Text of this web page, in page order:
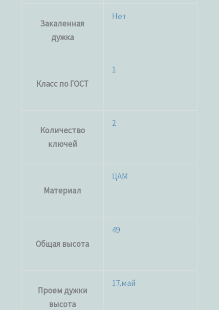
Закаленная
дужка
Нет
Класс по ГОСТ
1
Количество
ключей
2
Материал
ЦАМ
Общая высота
49
Проем дужки
высота
17.май